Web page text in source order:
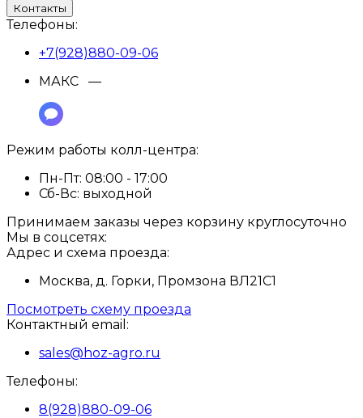
Контакты
Телефоны:
+7(928)880-09-06
МАКС —
Режим работы колл-центра:
Пн-Пт: 08:00 - 17:00
Сб-Вс: выходной
Принимаем заказы через корзину круглосуточно
Мы в соцсетях:
Адрес и схема проезда:
Москва, д. Горки, Промзона ВЛ21С1
Посмотреть схему проезда
Контактный email:
sales@hoz-agro.ru
Телефоны:
8(928)880-09-06